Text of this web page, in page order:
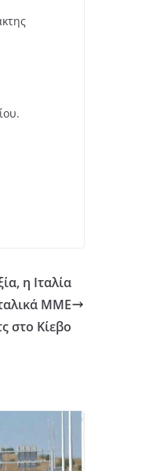
η Ιταλία
ΜΜΕ
στο Κίεβο